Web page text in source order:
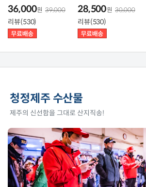
36,000원 39,000
리뷰(530)
28,500원 30,000
리뷰(530)
청정제주 수산물
제주의 신선함을 그대로 산지직송!